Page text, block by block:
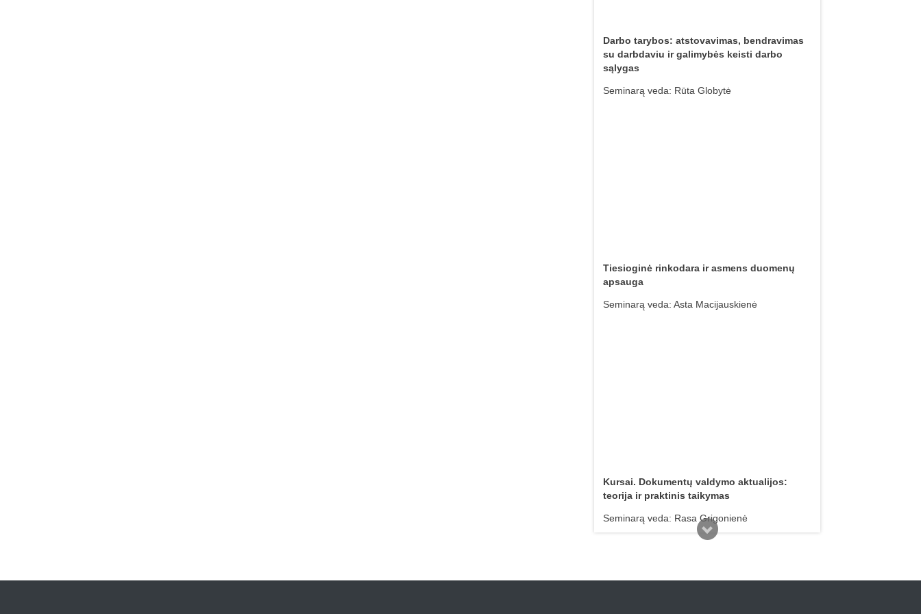
Darbo tarybos: atstovavimas, bendravimas
su darbdaviu ir galimybės keisti darbo
sąlygas
Seminarą veda: Rūta Globytė
Tiesioginė rinkodara ir asmens duomenų
apsauga
Seminarą veda: Asta Macijauskienė
Kursai. Dokumentų valdymo aktualijos:
teorija ir praktinis taikymas
Seminarą veda: Rasa Grigonienė